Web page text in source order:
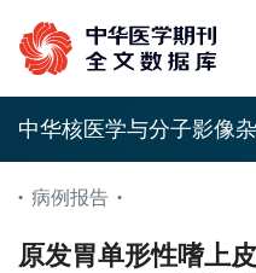
中华核医学与分子影像
• 病例报告 •
原发胃单形性嗜上